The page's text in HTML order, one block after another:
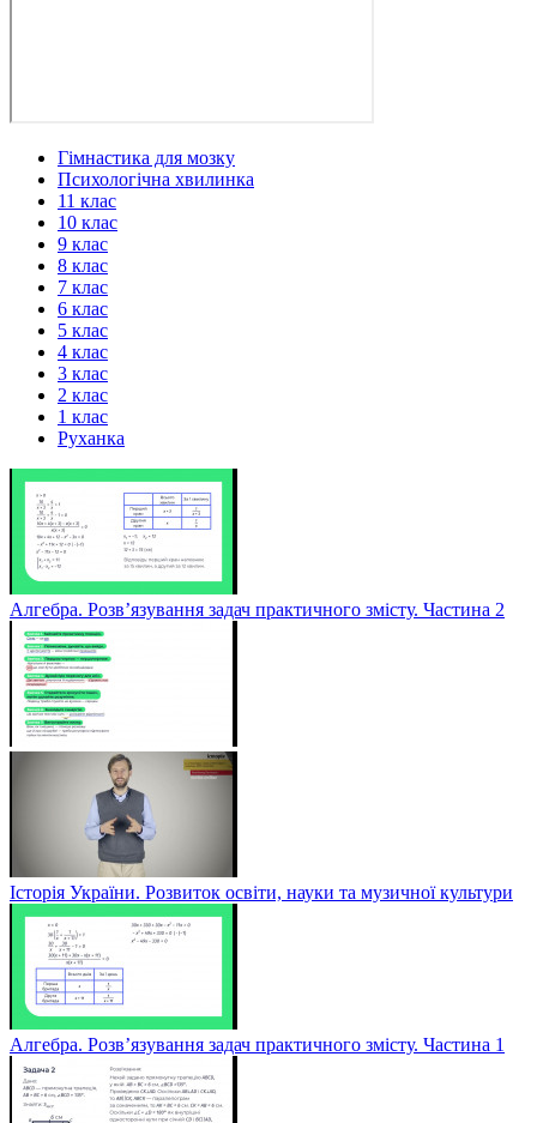
Гімнастика для мозку
Психологічна хвилинка
11 клас
10 клас
9 клас
8 клас
7 клас
6 клас
5 клас
4 клас
3 клас
2 клас
1 клас
Руханка
Алгебра. Розв’язування задач практичного змісту. Частина 2
Історія України. Розвиток освіти, науки та музичної культури
Алгебра. Розв’язування задач практичного змісту. Частина 1